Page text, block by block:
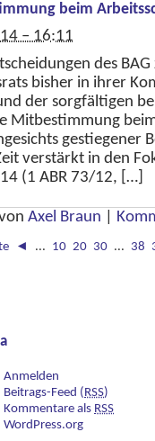
beim
– 16:11
des
bisher in ihrer
der sorgfältigen
Mitbestimmung
gestiegener
verstärkt in den
(1 ABR 73/12, […]
Axel Braun
◄ ... 10 20 30 ... 38
Anmelden
Beitrags-Feed (RSS)
Kommentare als RSS
WordPress.org